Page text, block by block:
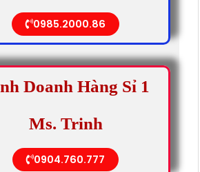
0985.2000.86
Doanh Hàng Sỉ 1
Ms. Trinh
0904.760.777